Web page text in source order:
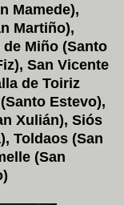
Mamede),
Martiño),
Miño (Santo
San Vicente
de Toiriz
Estevo),
Xulián), Siós
Toldaos (San
(San